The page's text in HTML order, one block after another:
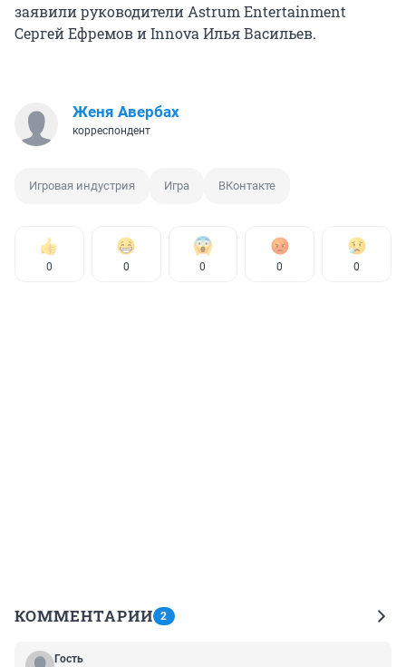
заявили руководители Astrum Entertainment
Сергей Ефремов и Innova Илья Васильев.
Женя Авербах
корреспондент
Игровая индустрия Игра ВКонтакте
0 0 0 0 0
КОММЕНТАРИИ 2
Гость